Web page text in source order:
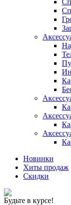
Новинки
Хиты продаж
Скидки
Будьте в курсе!